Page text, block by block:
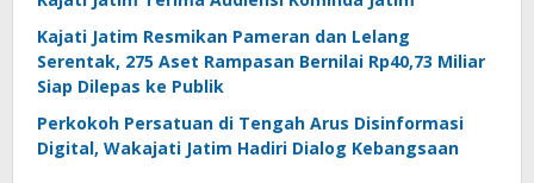
Kajati Jatim Resmikan Pameran dan Lelang
Serentak, 275 Aset Rampasan Bernilai Rp40,73 Miliar
Siap Dilepas ke Publik
Perkokoh Persatuan di Tengah Arus Disinformasi
Digital, Wakajati Jatim Hadiri Dialog Kebangsaan